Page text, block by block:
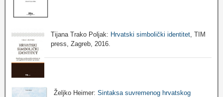
Tijana Trako Poljak: Hrvatski simbolički identitet , TIM
press, Zagreb, 2016.
Željko Heimer: Sintaksa suvremenog hrvatskog